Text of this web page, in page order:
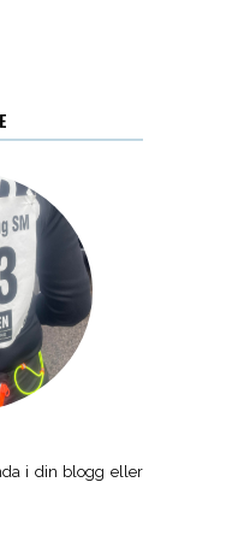
i din blogg eller